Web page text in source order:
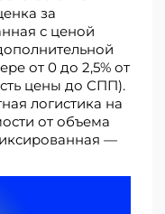
за
с ценой
от 0 до 2,5% от
цены до СПП).
логистика на
от объема
—